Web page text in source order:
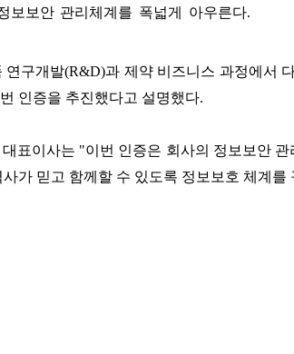
보보안 관리체계를 폭넓게 아우른다.
연구개발(R&D)과 제약 비즈니스 과정에서
인증을 추진했다고 설명했다.
표이사는 "이번 인증은 회사의 정보보안
사가 믿고 함께할 수 있도록 정보보호 체계를